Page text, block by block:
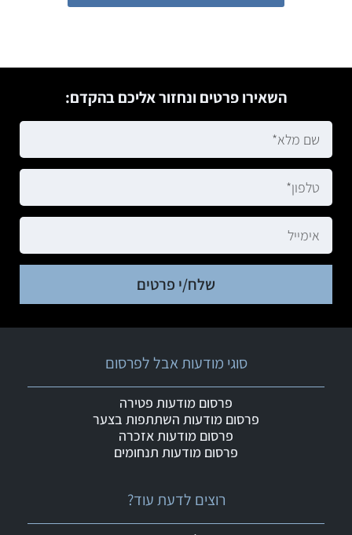
השאירו פרטים ונחזור אליכם בהקדם:
שלח/י פרטים
רוצים לדעת עוד?
סוגי מודעות אבל לפרסום
פרסום מודעות פטירה
פרסום מודעות השתתפות בצער
פרסום מודעות אזכרה
פרסום מודעות תנחומים